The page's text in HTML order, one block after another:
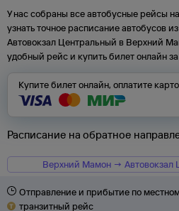
У нас собраны все автобусные рейсы
узнать точное расписание автобусов из
Автовокзал Центральный в Верхний
удобный рейс и купить билет онлайн
Купите билет онлайн, оплатите
Расписание на обратное
Верхний Мамон → Автовокзал
Отправление и прибытие по
транзитный рейс